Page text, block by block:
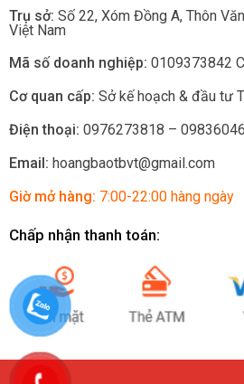
Trụ sở: Số 22, Xóm Đồng A, Thôn
Việt Nam
Mã số doanh nghiệp: 0109373842
Cơ quan cấp: Sở kế hoạch & đầu tư
Điện thoại: 0976273818 –
Email: hoangbaotbvt@gmail.com
Giờ mở hàng: 7:00-22:00 hàng ngày
Chấp nhận thanh toán: